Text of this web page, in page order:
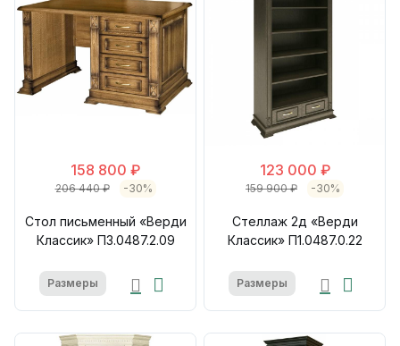
158 800 ₽
206 440 ₽ -30%
Стол письменный «Верди
Классик» П3.0487.2.09
Размеры
123 000 ₽
159 900 ₽ -30%
Стеллаж 2д «Верди
Классик» П1.0487.0.22
Размеры